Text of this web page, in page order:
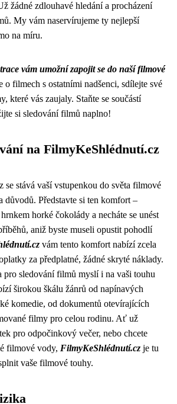
žádné zdlouhavé hledání a procházení
My vám naservírujeme ty nejlepší
na míru.
vám umožní zapojit se do naší filmové
o filmech s ostatními nadšenci, sdílejte své
které vás zaujaly. Staňte se součástí
si sledování filmů naplno!
na FilmyKeShlédnutí.cz
stává vaší vstupenkou do světa filmové
důvodů. Představte si ten komfort –
horké čokolády a necháte se unést
aniž byste museli opustit pohodlí
vám tento komfort nabízí zcela
za předplatné, žádné skryté náklady.
pro sledování filmů myslí i na vaši touhu
širokou škálu žánrů od napínavých
komedie, od dokumentů otevírajících
filmy pro celou rodinu. Ať už
pro odpočinkový večer, nebo chcete
filmové vody, FilmyKeShlédnutí.cz je tu
vaše filmové touhy.